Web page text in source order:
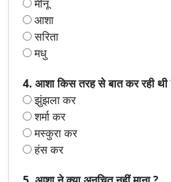
मीनू
आशा
सरिता
मधु
4. आशा किस तरह से बात कर रही थी
झुंझला कर
शर्मा कर
मस्कुरा कर
हंस कर